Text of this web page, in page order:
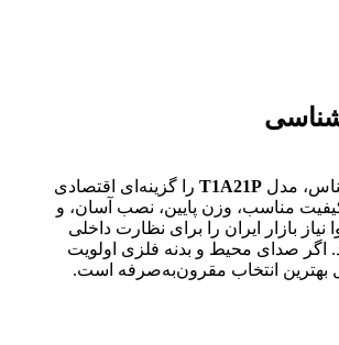
مدل T1A21P را گزینه‌ای اقتصادی
مناسب، وزن پایین، نصب آسان، و
نیاز بازار ایران را برای نظارت داخلی
اگر صدای محیط و بدنه فلزی اولویت
بهترین انتخاب مقرون‌به‌صرفه است.